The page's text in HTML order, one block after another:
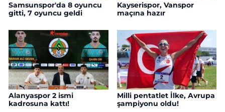
Samsunspor'da 8 oyuncu
gitti, 7 oyuncu geldi
Kayserispor, Vanspor
maçına hazır
Alanyaspor 2 ismi
kadrosuna kattı!
Milli pentatlet İlke, Avrupa
şampiyonu oldu!